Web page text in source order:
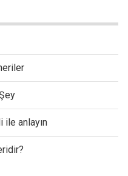
anlayın